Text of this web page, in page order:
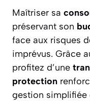
Maîtriser sa
préservant son
face aux risques
imprévus. Grâce
profitez d’une
protection
gestion simplifiée